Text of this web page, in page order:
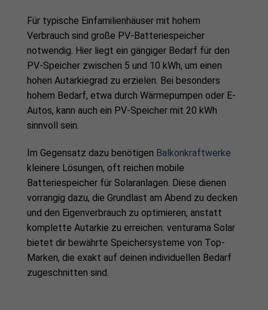
Für typische Einfamilienhäuser mit hohem
Verbrauch sind große PV-Batteriespeicher
notwendig. Hier liegt ein gängiger Bedarf für den
PV-Speicher zwischen 5 und 10 kWh, um einen
hohen Autarkiegrad zu erzielen. Bei besonders
hohem Bedarf, etwa durch Wärmepumpen oder E-
Autos, kann auch ein PV-Speicher mit 20 kWh
sinnvoll sein.
Im Gegensatz dazu benötigen Balkonkraftwerke
kleinere Lösungen, oft reichen mobile
Batteriespeicher für Solaranlagen. Diese dienen
vorrangig dazu, die Grundlast am Abend zu decken
und den Eigenverbrauch zu optimieren, anstatt
komplette Autarkie zu erreichen. venturama Solar
bietet dir bewährte Speichersysteme von Top-
Marken, die exakt auf deinen individuellen Bedarf
zugeschnitten sind.